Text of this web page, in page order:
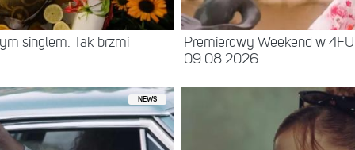
singlem. Tak brzmi
Premierowy Weekend w
09.08.2026
NEWS